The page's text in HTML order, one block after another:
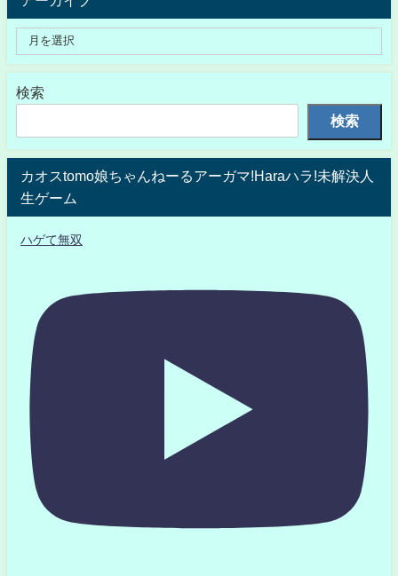
検索
検索
カオスtomo娘ちゃんねーるアーガマ!Haraハラ!未解決人
生ゲーム
ハゲて無双